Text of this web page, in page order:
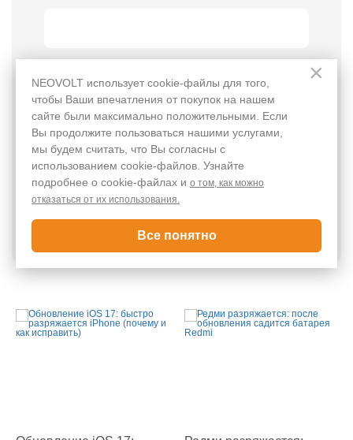
×
NEOVOLT использует cookie-файлы для того,
чтобы Ваши впечатления от покупок на нашем
сайте были максимально положительными. Если
Вы продолжите пользоваться нашими услугами,
мы будем считать, что Вы согласны с
использованием cookie-файлов. Узнайте
подробнее о cookie-файлах и о том, как можно
отказаться от их использования.
Все понятно
Обязательные поля помечены